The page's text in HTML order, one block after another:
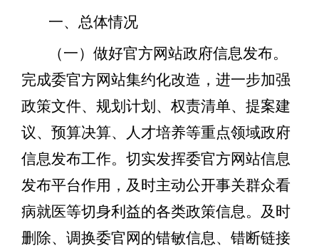
一、 总体情况
（一）做好官方网站政府信息发布。
完成委官方网站集约化改造，进一步加强
政策文件、规划计划、权责清单、提案建
议、预算决算、人才培养等重点领域政府
信息发布工作。切实发挥委官方网站信息
发布平台作用，及时主动公开事关群众看
病就医等切身利益的各类政策信息。 及时
删除、调换委官网的错敏信息、错断链接